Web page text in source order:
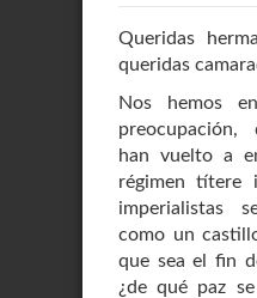
Queridas
queridas
Nos hemos
han vuelto a
régimen títere
imperialistas
como un
que sea el fin
¿de qué paz